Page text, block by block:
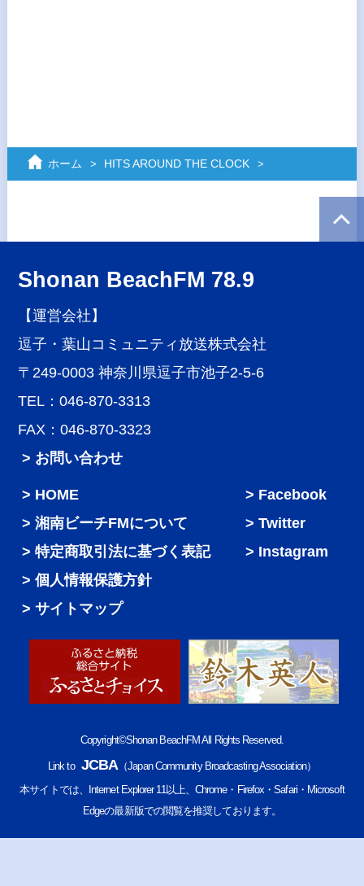
ホーム HITS AROUND THE CLOCK
Shonan BeachFM 78.9
【運営会社】
逗子・葉山コミュニティ放送株式会社
〒249-0003 神奈川県逗子市池子2-5-6
TEL：046-870-3313
FAX：046-870-3323
> お問い合わせ
HOME
湘南ビーチFMについて
特定商取引法に基づく表記
個人情報保護方針
サイトマップ
Facebook
Twitter
Instagram
Copyright©Shonan BeachFM All Rights Reserved.
Link to JCBA（Japan Community Broadcasting Association）
本サイトでは、Internet Explorer 11以上、Chrome・Firefox・Safari・Microsoft
Edgeの最新版での閲覧を推奨しております。